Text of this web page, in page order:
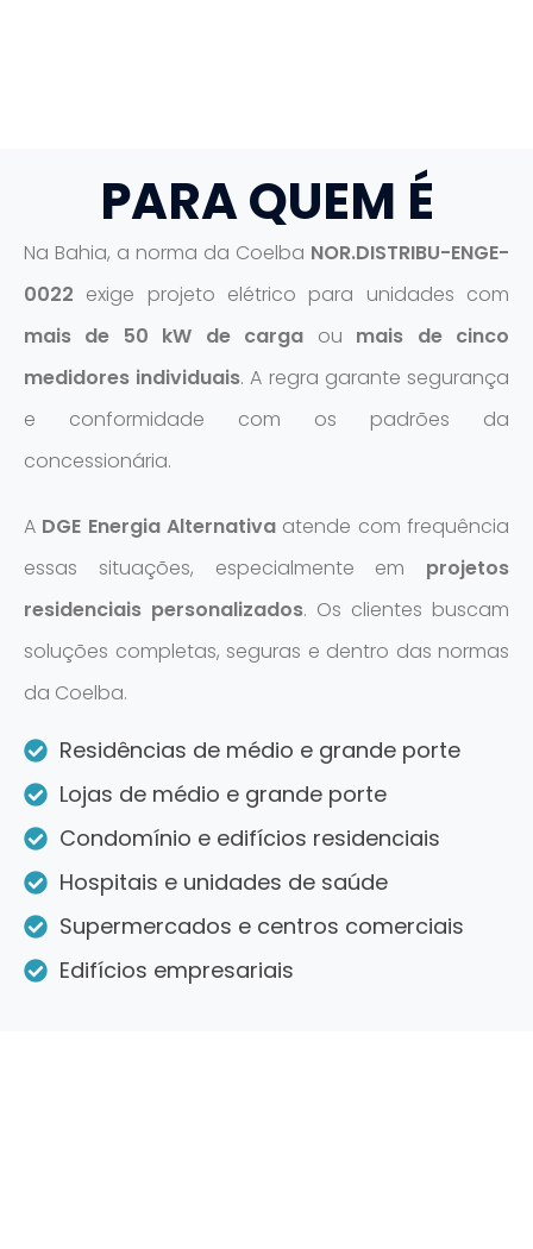
PARA QUEM É
Na Bahia, a norma da Coelba NOR.DISTRIBU-ENGE-
0022 exige projeto elétrico para unidades com
mais de 50 kW de carga ou mais de cinco
medidores individuais. A regra garante segurança
e conformidade com os padrões da
concessionária.
A DGE Energia Alternativa atende com frequência
essas situações, especialmente em projetos
residenciais personalizados. Os clientes buscam
soluções completas, seguras e dentro das normas
da Coelba.
Residências de médio e grande porte
Lojas de médio e grande porte
Condomínio e edifícios residenciais
Hospitais e unidades de saúde
Supermercados e centros comerciais
Edifícios empresariais